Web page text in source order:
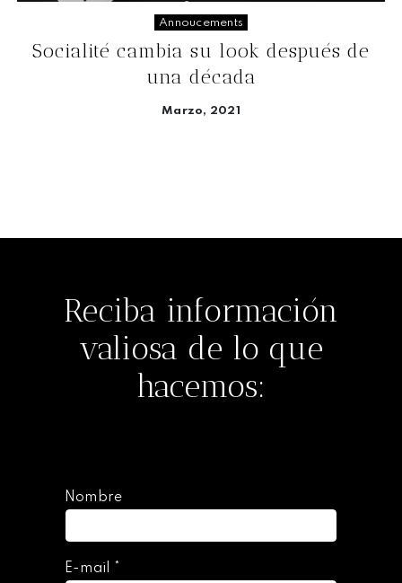
Annoucements
Socialité cambia su look después de
una década
Marzo, 2021
Reciba información
valiosa de lo que
hacemos:
Nombre
E-mail *